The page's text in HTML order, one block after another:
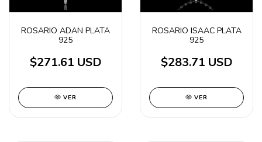
ROSARIO ADAN PLATA
925
$271.61 USD
VER
ROSARIO ISAAC PLATA
925
$283.71 USD
VER